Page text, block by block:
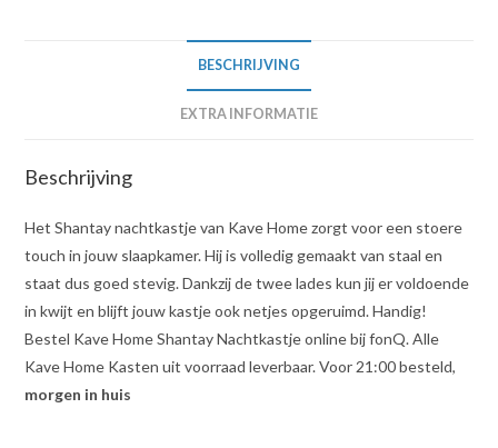
BESCHRIJVING
EXTRA INFORMATIE
Beschrijving
Het Shantay nachtkastje van Kave Home zorgt voor een stoere
touch in jouw slaapkamer. Hij is volledig gemaakt van staal en
staat dus goed stevig. Dankzij de twee lades kun jij er voldoende
in kwijt en blijft jouw kastje ook netjes opgeruimd. Handig!
Bestel Kave Home Shantay Nachtkastje online bij fonQ. Alle
Kave Home Kasten uit voorraad leverbaar. Voor 21:00 besteld,
morgen in huis